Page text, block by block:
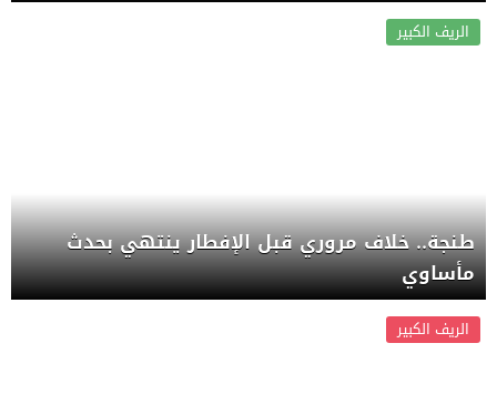
الريف الكبير
طنجة.. خلاف مروري قبل الإفطار ينتهي بحدث
مأساوي
الريف الكبير